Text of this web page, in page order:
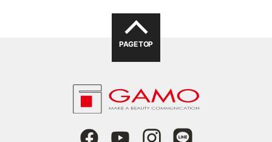
PAGE TOP